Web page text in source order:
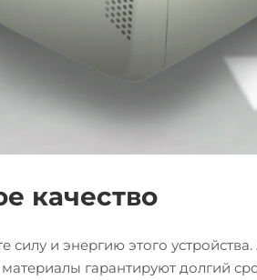
качество
силу и энергию этого
гарантируют долгий